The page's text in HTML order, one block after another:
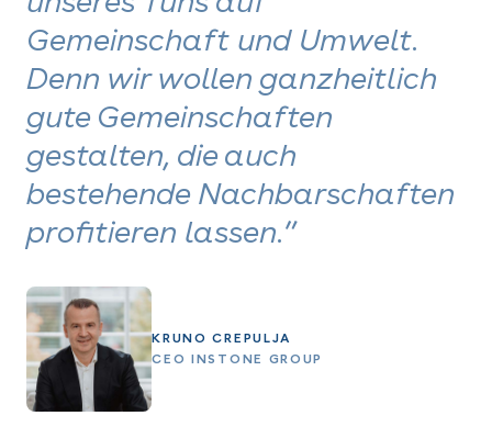
Gemeinschaft und Umwelt.
Denn wir wollen ganzheitlich
gute Gemeinschaften
gestalten, die auch
bestehende Nachbarschaften
profitieren lassen.”
KRUNO CREPULJA
CEO INSTONE GROUP